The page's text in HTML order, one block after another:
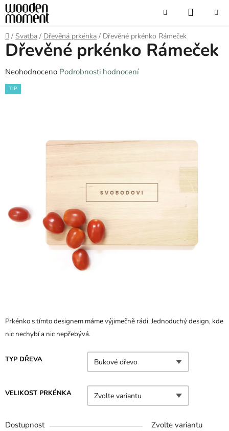
Přejít
na
obsah
KOŠÍK
Domů
/ Svatba / Dřevěná prkénka / Dřevěné prkénko Rámeček
Prkénko s tímto designem máme výjimečně rádi. Jednoduchý design, kde
nic nechybí a nic nepřebývá.
TYP DŘEVA
VELIKOST PRKÉNKA
Dostupnost
Zvolte variantu
Dřevěné prkénko Rámeček
Průměrné
hodnocení
produktu
Neohodnoceno Podrobnosti hodnocení
TIP